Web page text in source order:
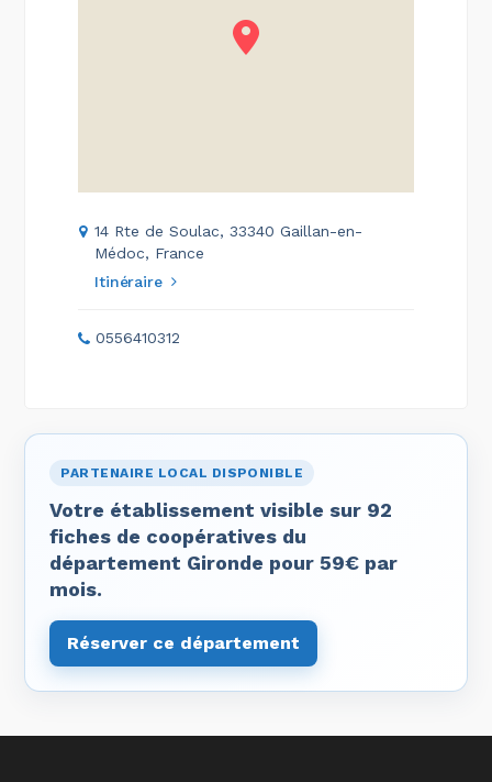
14 Rte de Soulac, 33340 Gaillan-en-
Médoc, France
Itinéraire
0556410312
PARTENAIRE LOCAL DISPONIBLE
Votre établissement visible sur 92
fiches de coopératives du
département Gironde pour 59€ par
mois.
Réserver ce département